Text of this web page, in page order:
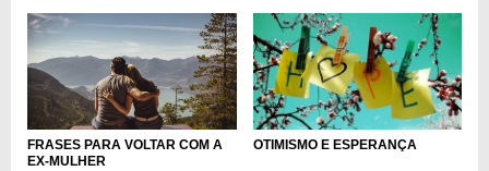
FRASES PARA VOLTAR COM A
EX-MULHER
OTIMISMO E ESPERANÇA